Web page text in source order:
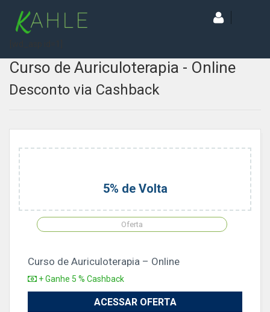
Curso de Auriculoterapia - Online
Desconto via Cashback
5% de Volta
Oferta
Curso de Auriculoterapia – Online
+ Ganhe 5 % Cashback
ACESSAR OFERTA